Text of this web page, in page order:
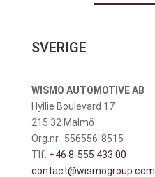
SVERIGE
WISMO AUTOMOTIVE AB
Hyllie Boulevard 17
215 32 Malmö
Org.nr.: 556556-8515
Tlf. +46 8-555 433 00
contact@wismogroup.com